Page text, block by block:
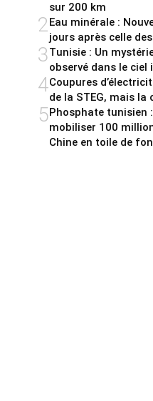
sur 200 km
2Eau minérale :
jours après celle
3Tunisie : Un
observé dans le
4Coupures
de la STEG, mais la
5Phosphate tunisien
mobiliser 100
Chine en toile de